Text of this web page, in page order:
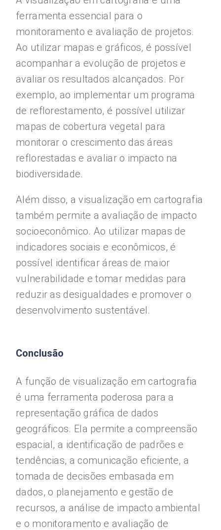
ferramenta essencial para o
monitoramento e avaliação de projetos.
Ao utilizar mapas e gráficos, é possível
acompanhar a evolução de projetos e
avaliar os resultados alcançados. Por
exemplo, ao implementar um programa
de reflorestamento, é possível utilizar
mapas de cobertura vegetal para
monitorar o crescimento das áreas
reflorestadas e avaliar o impacto na
biodiversidade.
Além disso, a visualização em cartografia
também permite a avaliação de impacto
socioeconômico. Ao utilizar mapas de
indicadores sociais e econômicos, é
possível identificar áreas de maior
vulnerabilidade e tomar medidas para
reduzir as desigualdades e promover o
desenvolvimento sustentável.
Conclusão
A função de visualização em cartografia
é uma ferramenta poderosa para a
representação gráfica de dados
geográficos. Ela permite a compreensão
espacial, a identificação de padrões e
tendências, a comunicação eficiente, a
tomada de decisões embasada em
dados, o planejamento e gestão de
recursos, a análise de impacto ambiental
e o monitoramento e avaliação de